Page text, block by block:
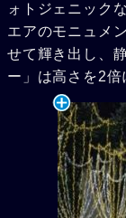
ォトジェニック
エアのモニュメ
せて輝き出し、
ー」は高さを2倍